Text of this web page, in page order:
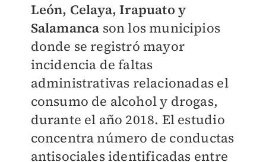
León, Celaya, Irapuato y
Salamanca son los municipios
donde se registró mayor
incidencia de faltas
administrativas relacionadas el
consumo de alcohol y drogas,
durante el año 2018. El estudio
concentra número de conductas
antisociales identificadas entre